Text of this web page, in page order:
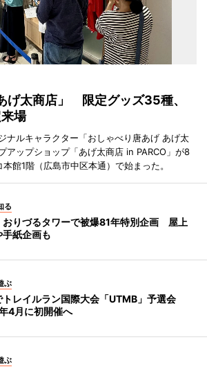
げ太商店」 限定グッズ35種、
場
ナルキャラクター「おしゃべり唐あげ あげ太
アップショップ「あげ太商店 in PARCO」が8
館1階（広島市中区本通）で始まった。
る
おりづるタワーで被爆81年特別企画 屋上
手紙企画も
ぶ
トレイルラン国際大会「UTMB」予選会
4月に初開催へ
ぶ